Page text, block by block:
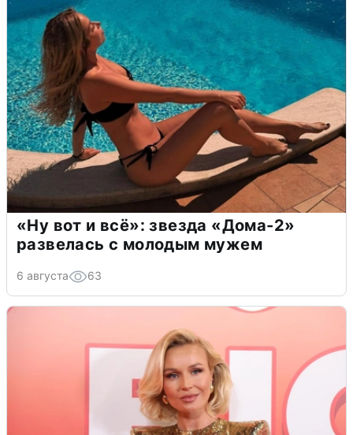
«Ну вот и всё»: звезда «Дома-2»
развелась с молодым мужем
6 августа 63